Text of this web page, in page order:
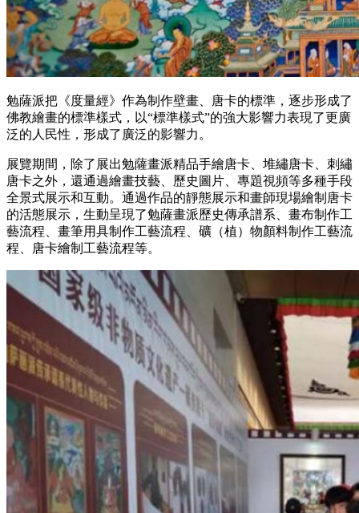
勉薩派把《度量經》作為制作壁畫、唐卡的標準，逐步形成了
佛教繪畫的標準樣式，以“標準樣式”的強大影響力表現了更廣
泛的人民性，形成了廣泛的影響力。
展覽期間，除了展出勉薩畫派精品手繪唐卡、堆繡唐卡、刺繡
唐卡之外，還通過繪畫技藝、歷史圖片、專題視頻等多種手段
全景式展示和互動。通過作品的靜態展示和畫師現場繪制唐卡
的活態展示，生動呈現了勉薩畫派歷史傳承譜系、畫布制作工
藝流程、畫筆用具制作工藝流程、礦（植）物顏料制作工藝流
程、唐卡繪制工藝流程等。